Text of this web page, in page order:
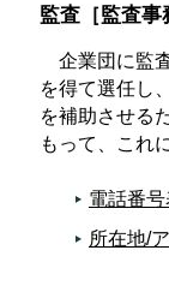
監査［監査事
企業団に監
を得て選任し
を補助させる
もって、これ
電話番号
所在地/